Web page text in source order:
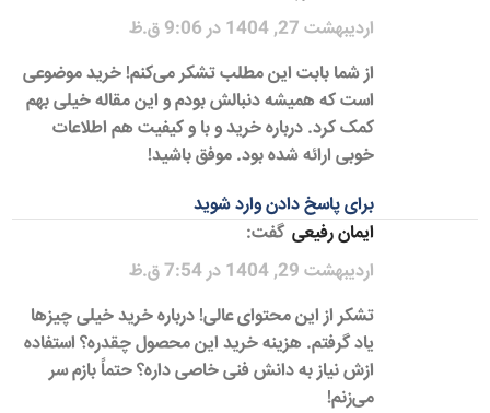
اردیبهشت 27, 1404 در 9:06 ق.ظ
از شما بابت این مطلب تشکر می‌کنم! خرید موضوعی
است که همیشه دنبالش بودم و این مقاله خیلی بهم
کمک کرد. درباره خرید و با و کیفیت هم اطلاعات
خوبی ارائه شده بود. موفق باشید!
برای پاسخ دادن وارد شوید
ایمان رفیعی گفت:
اردیبهشت 29, 1404 در 7:54 ق.ظ
تشکر از این محتوای عالی! درباره خرید خیلی چیزها
یاد گرفتم. هزینه خرید این محصول چقدره؟ استفاده
ازش نیاز به دانش فنی خاصی داره؟ حتماً بازم سر
می‌زنم!